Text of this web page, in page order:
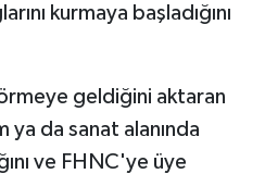
kurmaya başladığını
geldiğini aktaran
ya da sanat alanında
ve FHNC'ye üye